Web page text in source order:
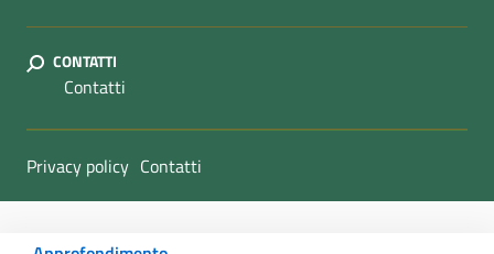
CONTATTI
Contatti
Sezione Link Utili
Privacy policy Contatti